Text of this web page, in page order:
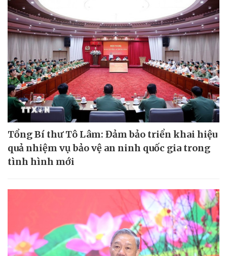
Tổng Bí thư Tô Lâm: Đảm bảo triển khai hiệu
quả nhiệm vụ bảo vệ an ninh quốc gia trong
tình hình mới